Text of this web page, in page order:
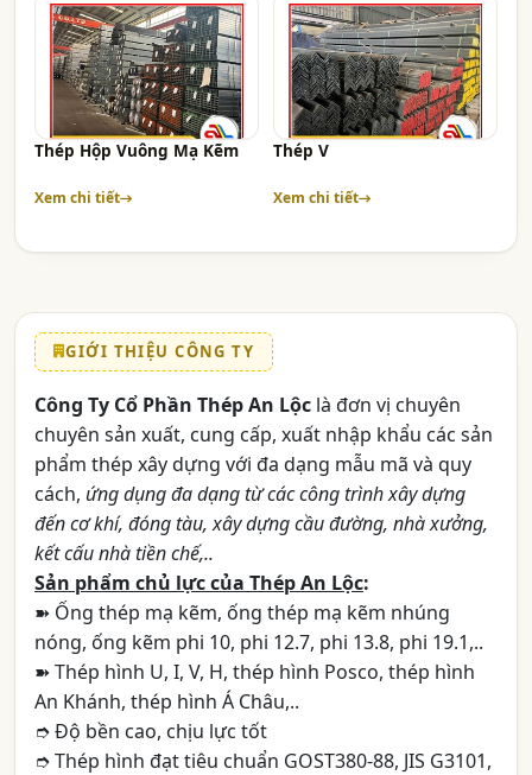
Thép Hộp Vuông Mạ Kẽm
Xem chi tiết
Thép V
Xem chi tiết
GIỚI THIỆU CÔNG TY
Công Ty Cổ Phần Thép An Lộc là đơn vị chuyên
chuyên sản xuất, cung cấp, xuất nhập khẩu các sản
phẩm thép xây dựng với đa dạng mẫu mã và quy
cách, ứng dụng đa dạng từ các công trình xây dựng
đến cơ khí, đóng tàu, xây dựng cầu đường, nhà xưởng,
kết cấu nhà tiền chế,..
Sản phẩm chủ lực của Thép An Lộc:
➽ Ống thép mạ kẽm, ống thép mạ kẽm nhúng
nóng, ống kẽm phi 10, phi 12.7, phi 13.8, phi 19.1,..
➽ Thép hình U, I, V, H, thép hình Posco, thép hình
An Khánh, thép hình Á Châu,..
➮ Độ bền cao, chịu lực tốt
➮ Thép hình đạt tiêu chuẩn GOST380-88, JIS G3101,